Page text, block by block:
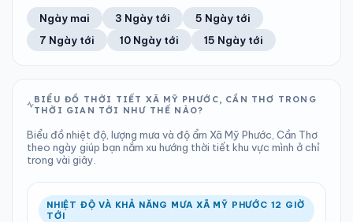
23°C 100%
Khả năng mưa
1.23 mm
Tổng cả ngày
1006 hPa
Bình thường
13
Chỉ số UV
Tốt
Ước lượng
23°C
Ổn định
95%
Khả năng mưa
Trung bình ngày Tốc độ gió
TIA UV TẦM NHÌN
LƯỢNG MƯA
1.02 mm
Tổng cả ngày
ÁP SUẤT
1009 hPa
Bình thường
Ổn định Khả năng mưa
Ngày mai 3 Ngày tới
5 Ngày tới
7 Ngày tới
10 Ngày tới 15 Ngày tới
BIỂU ĐỒ THỜI TIẾT XÃ MỸ PHƯỚC, CẦN THƠ TRONG
THỜI GIAN TỚI NHƯ THẾ NÀO?
Biểu đồ nhiệt độ, lượng mưa và độ ẩm Xã Mỹ Phước, Cần Thơ
theo ngày giúp bạn nắm xu hướng thời tiết khu vực mình ở chỉ
trong vài giây.
NHIỆT ĐỘ VÀ KHẢ NĂNG MƯA XÃ MỸ PHƯỚC 12 GIỜ
TỚI